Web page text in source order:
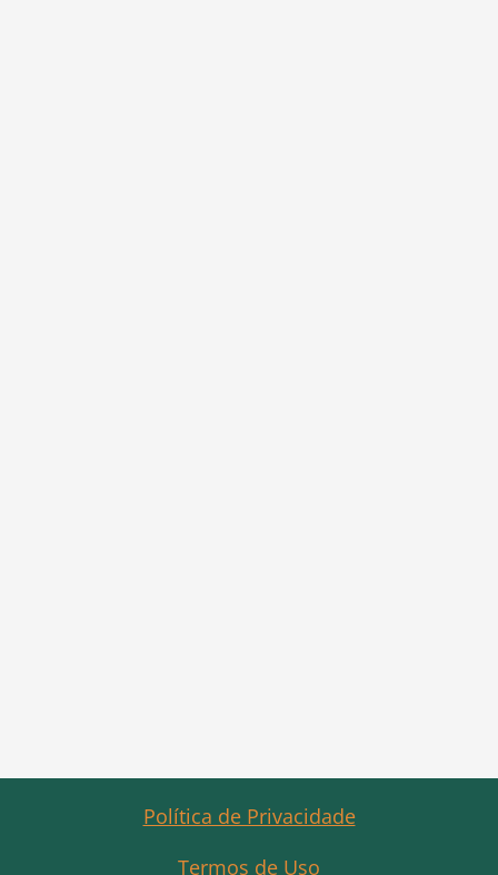
Política de Privacidade
Termos de Uso